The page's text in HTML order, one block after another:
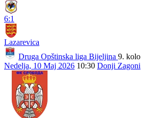
6:1
Lazarevica
Druga Opštinska liga Bijeljina 9. kolo
Nedelja, 10 Maj 2026 10:30 Donji Zagoni